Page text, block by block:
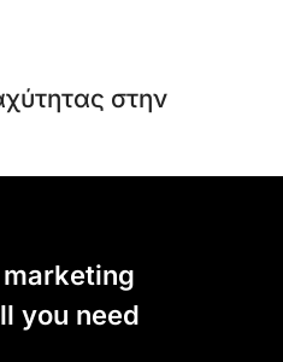
στην
you need